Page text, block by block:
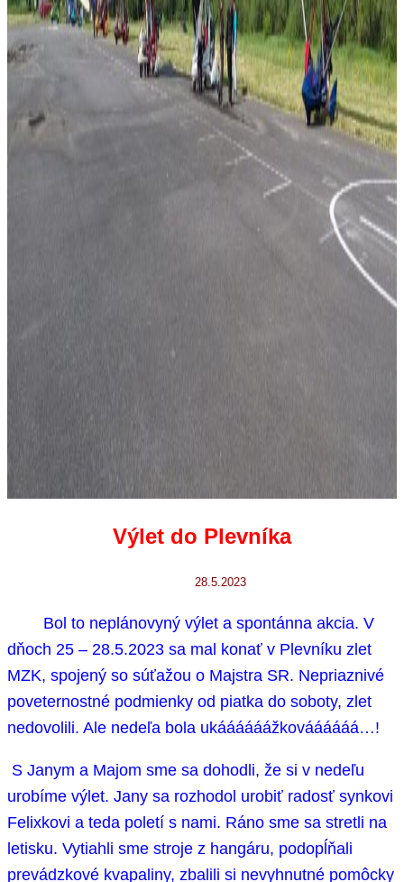
Výlet do Plevníka
28.5.2023
Bol to neplánovyný výlet a spontánna akcia. V
dňoch 25 – 28.5.2023 sa mal konať v Plevníku zlet
MZK, spojený so súťažou o Majstra SR. Nepriaznivé
poveternostné podmienky od piatka do soboty, zlet
nedovolili. Ale nedeľa bola ukáááááážkováááááá…!
S Janym a Majom sme sa dohodli, že si v nedeľu
urobíme výlet. Jany sa rozhodol urobiť radosť synkovi
Felixkovi a teda poletí s nami. Ráno sme sa stretli na
letisku. Vytiahli sme stroje z hangáru, podopĺňali
prevádzkové kvapaliny, zbalili si nevyhnutné pomôcky